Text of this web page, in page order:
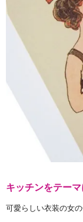
キッチンをテー
可愛らしい衣装の女の